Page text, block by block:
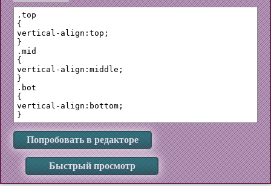
.top
{
vertical-align:top;
}
.mid
{
vertical-align:middle;
}
.bot
{
vertical-align:bottom;
Попробовать в редакторе
Быстрый просмотр